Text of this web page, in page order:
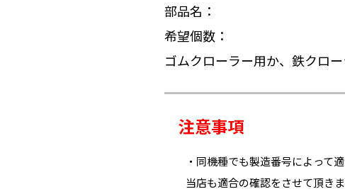
部品名：
希望個数：
ゴムクローラー用か、鉄クロー
注意事項
・同機種でも製造番号によって
当店も適合の確認をさせて頂きま